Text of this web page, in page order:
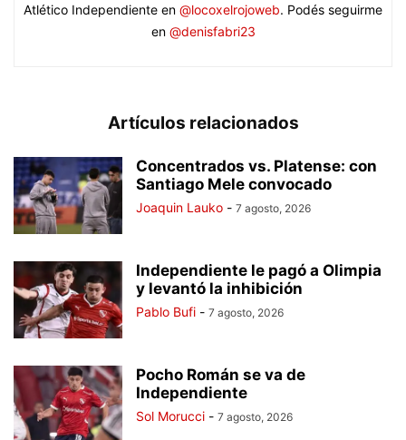
Atlético Independiente en @locoxelrojoweb. Podés seguirme
en @denisfabri23
Artículos relacionados
Concentrados vs. Platense: con
Santiago Mele convocado
Joaquin Lauko - 7 agosto, 2026
Independiente le pagó a Olimpia
y levantó la inhibición
Pablo Bufi - 7 agosto, 2026
Pocho Román se va de
Independiente
Sol Morucci - 7 agosto, 2026